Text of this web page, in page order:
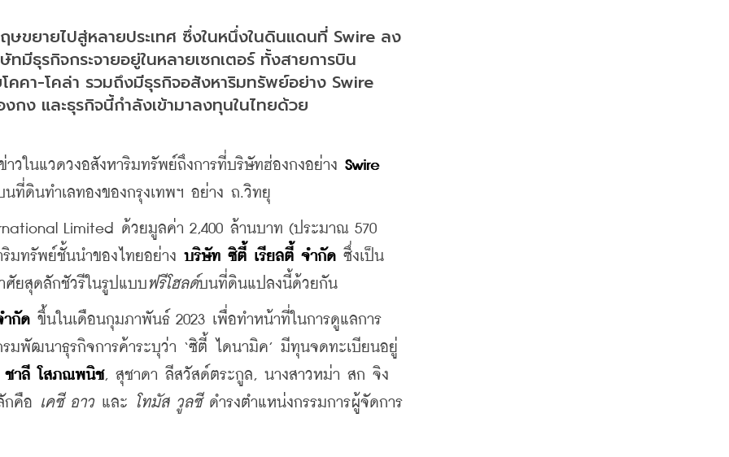
ขยายไปสู่หลายประเทศ ซึ่งในหนึ่งในดินแดนที่ Swire ลง
ธุรกิจกระจายอยู่ในหลายเซกเตอร์ ทั้งสายการบิน
คา-โคล่า รวมถึงมีธุรกิจอสังหาริมทรัพย์อย่าง Swire
ง และธุรกิจนี้กำลังเข้ามาลงทุนในไทยด้วย
นแวดวงอสังหาริมทรัพย์ถึงการที่บริษัทฮ่องกงอย่าง Swire
ที่ดินทำเลทองของกรุงเทพฯ อย่าง ถ.วิทยุ
Limited ด้วยมูลค่า 2,400 ล้านบาท (ประมาณ 570
มทรัพย์ชั้นนำของไทยอย่าง บริษัท ซิตี้ เรียลตี้ จำกัด ซึ่งเป็น
ยสุดลักชัวรีในรูปแบบ ฟรีโฮลด์บนที่ดินแปลงนี้ด้วยกัน
กัด ขึ้นในเดือนกุมภาพันธ์ 2023 เพื่อทำหน้าที่ในการดูแลการ
มพัฒนาธุรกิจการค้าระบุว่า ‘ซิตี้ ไดนามิค’ มีทุนจดทะเบียนอยู่
ชาลี โสภณพนิช, สุชาดา ลีสวัสด์ตระกูล, นางสาวหม่า สก จิง
กคือ
เคซี อาว และ โทมัส วูลซี ดำรงตำแหน่งกรรมการผู้จัดการ